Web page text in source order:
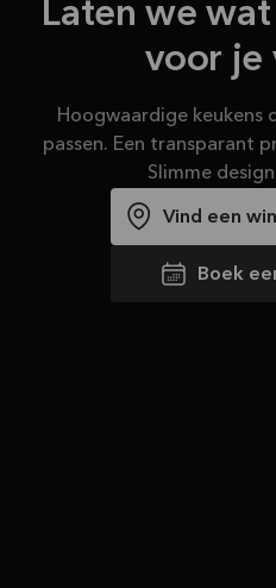
Laten we
voor je
Hoogwaardige keukens
passen. Een transparant
Slimme
Vind een
Boek